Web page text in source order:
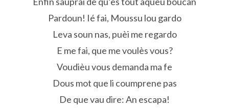
Pardoun! Ié fai, Moussu lou gardo
Leva soun nas, puèi me regardo
E me fai, que me voulès vous?
Voudièu vous demanda ma fe
Dous mot que li coumprene pas
De que vau dire: An escapa!